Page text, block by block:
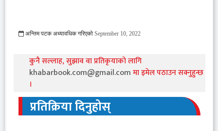
अन्तिम पटक अध्यावधिक गरिएको September 10, 2022
कुनै सल्लाह, सुझाव वा प्रतिकृयाको लागि
khabarbook.com@gmail.comमा इमेल पठाउन सक्नुहुन्छ
।
प्रतिक्रिया दिनुहोस्